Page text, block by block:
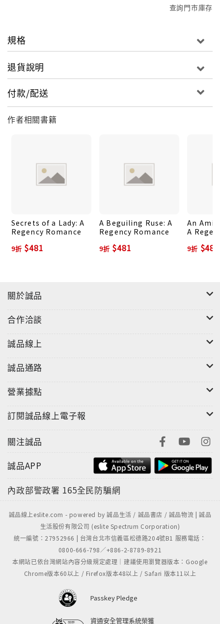
查詢門市庫存
規格
退貨說明
付款/配送
作者相關書籍
Secrets of a Lady: A
Regency Romance
9折 $481
A Beguiling Ruse: A
Regency Romance
9折 $481
An
A
9折 $481
關於誠品
合作洽談
誠品線上
誠品通路
營業據點
訂閱誠品線上電子報
關注誠品
誠品APP
內政部警政署 165全民防騙網
誠品線上eslite.com - powered by 誠品生活 / 誠品書店 / 誠品物流 | 誠品
生活股份有限公司 (eslite Spectrum Corporation)
統一編號：27952966 | 台灣台北市信義區松德路204號B1 服務電話：
0800-666-798／+886-2-8789-8921
本網站已依台灣網站內容分級規定處理｜建議使用瀏覽器版本：Google
Chrome版本60以上 / Firefox版本48以上 / Safari 版本11以上
Passkey Pledge
資通安全管理系統榮獲